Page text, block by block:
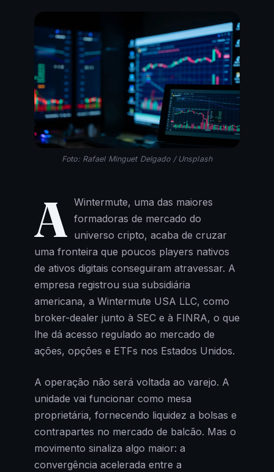
Foto: Rafael Minguet Delgado / Unsplash
A Wintermute, uma das maiores
formadoras de mercado do
universo cripto, acaba de cruzar
uma fronteira que poucos players nativos
de ativos digitais conseguiram atravessar. A
empresa registrou sua subsidiária
americana, a Wintermute USA LLC, como
broker-dealer junto à SEC e à FINRA, o que
lhe dá acesso regulado ao mercado de
ações, opções e ETFs nos Estados Unidos.
A operação não será voltada ao varejo. A
unidade vai funcionar como mesa
proprietária, fornecendo liquidez a bolsas e
contrapartes no mercado de balcão. Mas o
movimento sinaliza algo maior: a
convergência acelerada entre a